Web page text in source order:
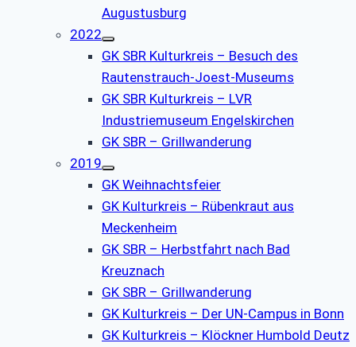
Augustusburg
2022
GK SBR Kulturkreis – Besuch des
Rautenstrauch-Joest-Museums
GK SBR Kulturkreis – LVR
Industriemuseum Engelskirchen
GK SBR – Grillwanderung
2019
GK Weihnachtsfeier
GK Kulturkreis – Rübenkraut aus
Meckenheim
GK SBR – Herbstfahrt nach Bad
Kreuznach
GK SBR – Grillwanderung
GK Kulturkreis – Der UN-Campus in Bonn
GK Kulturkreis – Klöckner Humbold Deutz